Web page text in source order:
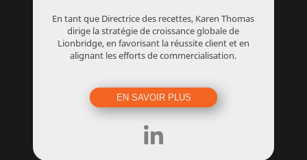
En tant que Directrice des recettes, Karen Thomas
dirige la stratégie de croissance globale de
Lionbridge, en favorisant la réussite client et en
alignant les efforts de commercialisation.
EN SAVOIR PLUS